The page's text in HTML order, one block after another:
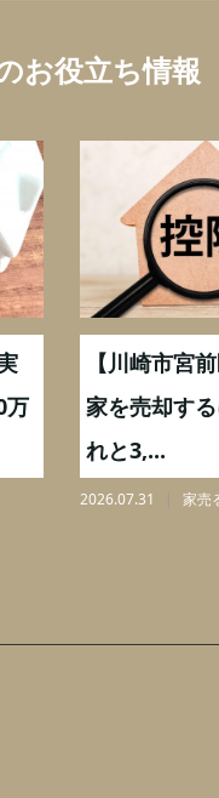
お役立ち情報
万
【川崎市宮
家を売却す
れと3,...
2026.07.31 家売